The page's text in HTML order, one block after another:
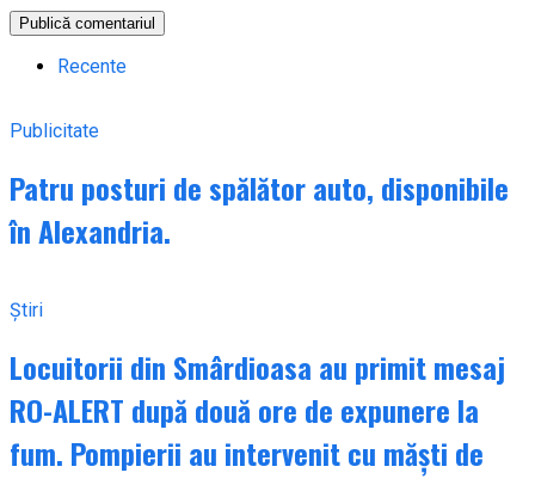
Recente
Publicitate
Patru posturi de spălător auto, disponibile
în Alexandria.
Știri
Locuitorii din Smârdioasa au primit mesaj
RO-ALERT după două ore de expunere la
fum. Pompierii au intervenit cu măști de